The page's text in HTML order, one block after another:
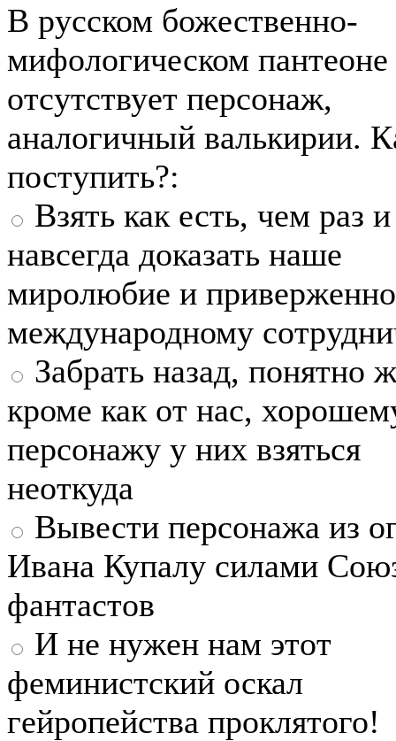
В русском божественно-
мифологическом пантеоне
отсутствует персонаж,
аналогичный валькирии.
поступить?:
Взять как есть, чем раз и
навсегда доказать наше
миролюбие и
международному
Забрать назад, понятно
кроме как от нас,
персонажу у них взяться
неоткуда
Вывести персонажа из
Ивана Купалу силами
фантастов
И не нужен нам этот
феминистский оскал
гейропейства проклятого!